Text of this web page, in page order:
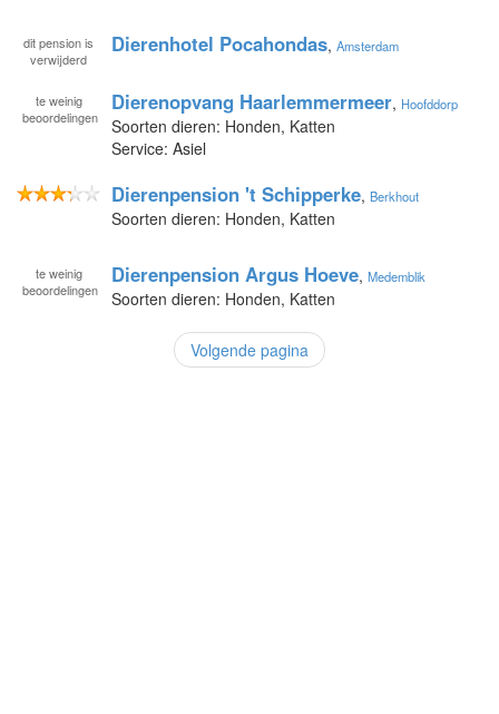
dit pension is
verwijderd
Dierenhotel Pocahondas, Amsterdam
te weinig
beoordelingen
Dierenopvang Haarlemmermeer, Hoofddorp
Soorten dieren: Honden, Katten
Service: Asiel
Dierenpension 't Schipperke, Berkhout
Soorten dieren: Honden, Katten
te weinig
beoordelingen
Dierenpension Argus Hoeve, Medemblik
Soorten dieren: Honden, Katten
Volgende pagina